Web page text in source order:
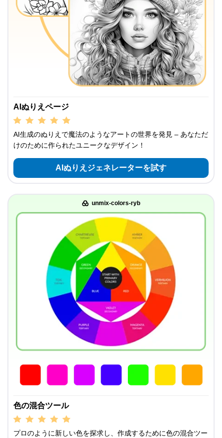
AIぬりえページ
AI生成のぬりえで魔法のようなアートの世界を発見 – あなただ
けのために作られたユニークなデザイン！
AIぬりえジェネレーターを試す
unmix-colors-ryb
色の混合ツール
プロのように新しい色を探求し、作成するために色の混合ツー